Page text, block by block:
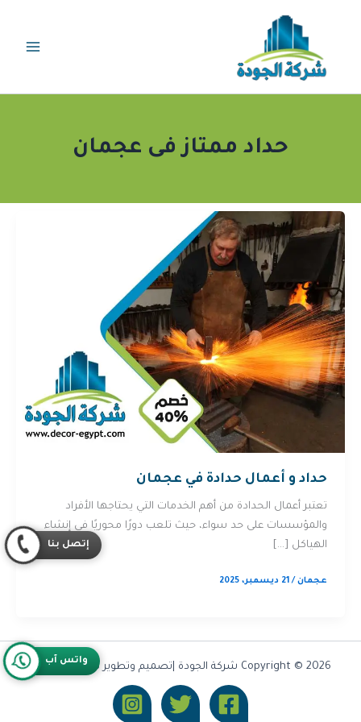
حداد ممتاز فى عجمان
حداد و أعمال حدادة في عجمان
تعتبر أعمال الحدادة من أهم الخدمات التي يحتاجها الأفراد
والمؤسسات على حد سواء، حيث تلعب دورًا محوريًا في إنشاء
الهياكل […]
عجمان/21 ديسمبر، 2025
Copyright © 2026 شركة الجودة |تصميم وتطوير شركة Olymoo
واتس آب
إتصل بنا